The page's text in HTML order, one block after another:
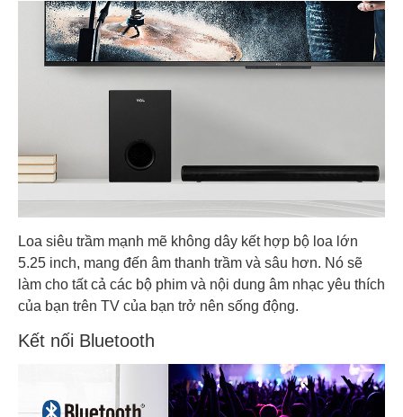
Loa siêu trầm mạnh mẽ không dây kết hợp bộ loa lớn
5.25 inch, mang đến âm thanh trầm và sâu hơn. Nó sẽ
làm cho tất cả các bộ phim và nội dung âm nhạc yêu thích
của bạn trên TV của bạn trở nên sống động.
Kết nối Bluetooth